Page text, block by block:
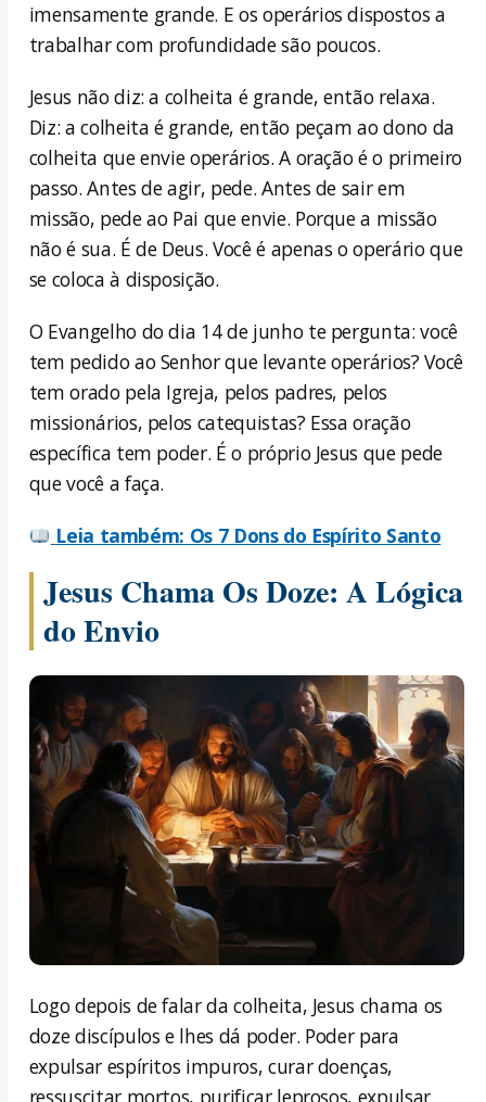
imensamente grande. E os operários dispostos a
trabalhar com profundidade são poucos.
Jesus não diz: a colheita é grande, então relaxa.
Diz: a colheita é grande, então peçam ao dono da
colheita que envie operários. A oração é o primeiro
passo. Antes de agir, pede. Antes de sair em
missão, pede ao Pai que envie. Porque a missão
não é sua. É de Deus. Você é apenas o operário que
se coloca à disposição.
O Evangelho do dia 14 de junho te pergunta: você
tem pedido ao Senhor que levante operários? Você
tem orado pela Igreja, pelos padres, pelos
missionários, pelos catequistas? Essa oração
específica tem poder. É o próprio Jesus que pede
que você a faça.
Leia também: Os 7 Dons do Espírito Santo
Jesus Chama Os Doze: A Lógica
do Envio
Logo depois de falar da colheita, Jesus chama os
doze discípulos e lhes dá poder. Poder para
expulsar espíritos impuros, curar doenças,
ressuscitar mortos, purificar leprosos, expulsar